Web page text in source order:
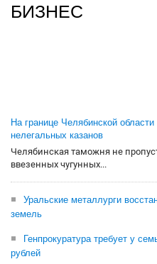
БИЗНЕС
На границе Челябинской
нелегальных казанов
Челябинская таможня не
ввезенных чугунных...
Уральские металлурги
земель
Генпрокуратура требует у
рублей